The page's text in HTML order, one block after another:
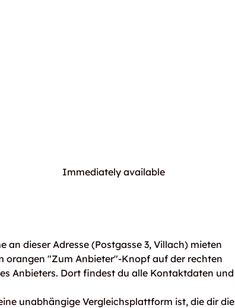
Immediately available
an dieser Adresse (Postgasse 3, Villach) mieten
orangen "Zum Anbieter"-Knopf auf der rechten
Anbieters. Dort findest du alle Kontaktdaten und
unabhängige Vergleichsplattform ist, die dir die